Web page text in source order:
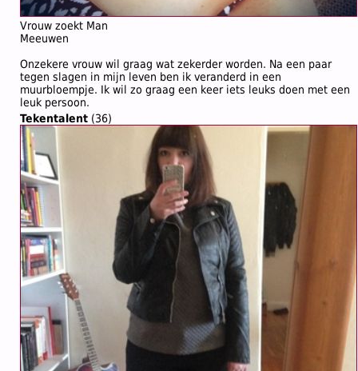
Vrouw zoekt Man
Meeuwen
Onzekere vrouw wil graag wat zekerder worden. Na een paar
tegen slagen in mijn leven ben ik veranderd in een
muurbloempje. Ik wil zo graag een keer iets leuks doen met een
leuk persoon.
Tekentalent (36)